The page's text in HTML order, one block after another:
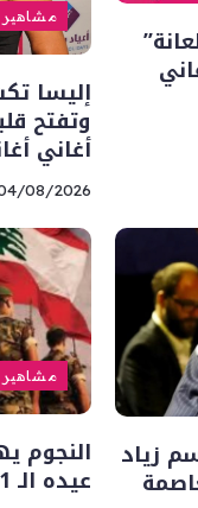
مشاهير
إليسا
وتفتح
أغاني
08/2026
زياد
مشاهير
النجوم
عيده الـ 81